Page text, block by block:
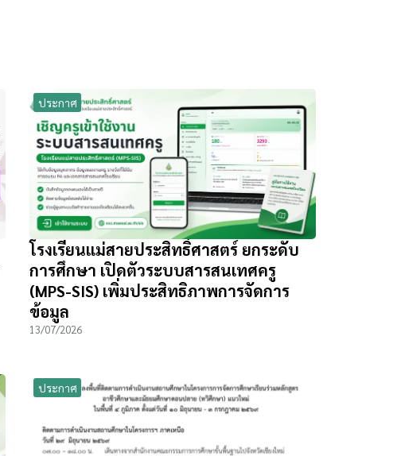
ประกาศ
โรงเรียนแม่สายประสิทธิ์ศาสตร์ ยกระดับ
การศึกษา เปิดตัวระบบสารสนเทศครู
(MPS-SIS) เพิ่มประสิทธิภาพการจัดการ
ข้อมูล
13/07/2026
ประกาศ